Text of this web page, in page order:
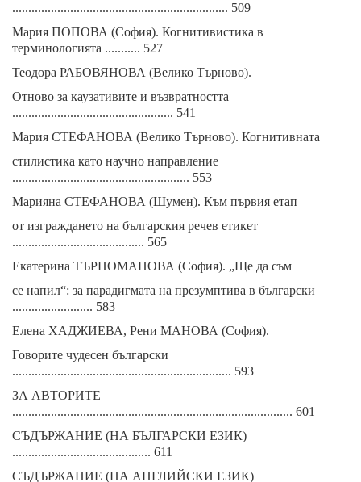
................................................................... 509
Мария ПОПОВА (София). Когнитивистика в
терминологията ........... 527
Теодора РАБОВЯНОВА (Велико Търново).
Отново за каузативите и възвратността
.................................................. 541
Мария СТЕФАНОВА (Велико Търново). Когнитивната
стилистика като научно направление
....................................................... 553
Марияна СТЕФАНОВА (Шумен). Към първия етап
от изграждането на българския речев етикет
......................................... 565
Екатерина ТЪРПОМАНОВА (София). „Ще да съм
се напил“: за парадигмата на презумптива в български
......................... 583
Елена ХАДЖИЕВА, Рени МАНОВА (София).
Говорите чудесен български
.................................................................... 593
ЗА АВТОРИТЕ
....................................................................................... 601
СЪДЪРЖАНИЕ (НА БЪЛГАРСКИ ЕЗИК)
........................................... 611
СЪДЪРЖАНИЕ (НА АНГЛИЙСКИ ЕЗИК)